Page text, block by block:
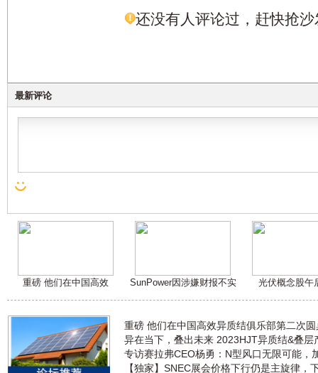
还没有人评论过，赶快抢沙
最新评论
重磅 他们在中国高效 SunPower因涉嫌财报不实 光伏概念股午
重磅 他们在中国高效异质结俱乐部第二次
异在当下，叠出未来 2023HJT异质结&叠层
专访赛拉弗CEO杨勇：N型风口无限可能，
【独家】SNEC展会价格下行仍是主旋律，